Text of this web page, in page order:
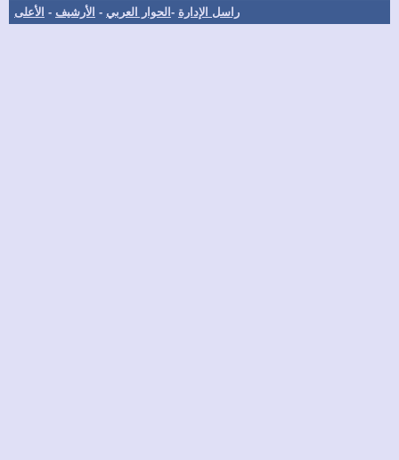
راسل الإدارة-الحوار العربي-الأرشيف - الأعلى